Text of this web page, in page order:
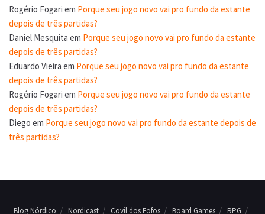
Rogério Fogari em Porque seu jogo novo vai pro fundo da estante
depois de três partidas?
Daniel Mesquita em Porque seu jogo novo vai pro fundo da estante
depois de três partidas?
Eduardo Vieira em Porque seu jogo novo vai pro fundo da estante
depois de três partidas?
Rogério Fogari em Porque seu jogo novo vai pro fundo da estante
depois de três partidas?
Diego em Porque seu jogo novo vai pro fundo da estante depois de
três partidas?
Blog Nórdico Nordicast Covil dos Fofos Board Games RPG